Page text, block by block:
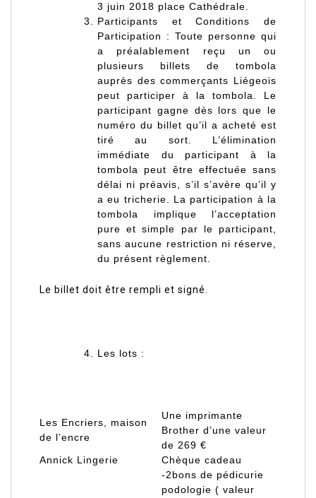
3 juin 2018 place Cathédrale.
Participants et Conditions de
Participation : Toute personne qui
a préalablement reçu un ou
plusieurs billets de tombola
auprès des commerçants Liégeois
peut participer à la tombola. Le
participant gagne dès lors que le
numéro du billet qu’il a acheté est
tiré au sort. L’élimination
immédiate du participant à la
tombola peut être effectuée sans
délai ni préavis, s’il s’avère qu’il y
a eu tricherie. La participation à la
tombola implique l’acceptation
pure et simple par le participant,
sans aucune restriction ni réserve,
du présent règlement.
Le billet doit être rempli et signé.
Les lots :
Les Encriers, maison
de l’encre
Une imprimante
Brother d’une valeur
de 269 €
Annick Lingerie
Chèque cadeau
-2bons de pédicurie
podologie ( valeur